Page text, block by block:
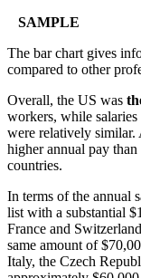
SAMPLE
The bar chart gives
compared to other
Overall, the US was
workers, while
were relatively
higher annual pay
countries.
In terms of the annual
list with a substantial
France and
same amount of
Italy, the Czech